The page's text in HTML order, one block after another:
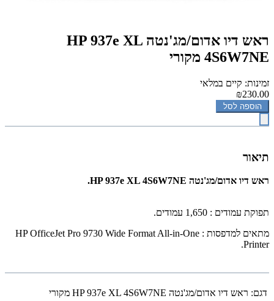
ראש דיו אדום/מג'נטה HP 937e XL
4S6W7NE מקורי
זמינות: קיים במלאי
₪230.00
הוספה לסל
תיאור
ראש דיו אדום/מג'נטה HP 937e XL 4S6W7NE.
תפוקת עמודים : 1,650 עמודים.
מתאים למדפסות : HP OfficeJet Pro 9730 Wide Format All-in-One
Printer
.
דגם: ראש דיו אדום/מג'נטה HP 937e XL 4S6W7NE מקורי